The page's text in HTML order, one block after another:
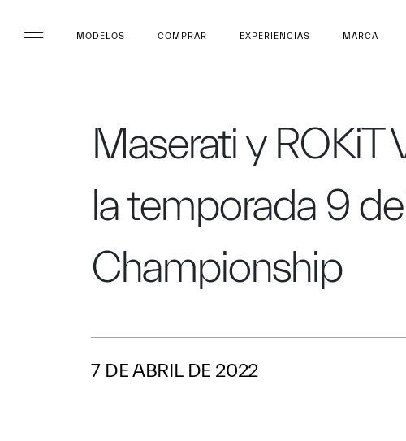
MODELOS COMPRAR EXPERIENCIAS MARCA
Maserati y ROKiT
la temporada 9
Championship
7 DE ABRIL DE 2022